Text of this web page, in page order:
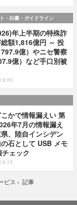
・白書・ガイドライン
年上半期の特殊詐
額1,816億円 ～ 投
億）やニセ警察
億）など手口別被
8:00
かで情報漏えい 第
年7月の情報漏え
、陸自インシデン
の石として USB メモ
ェック
8:15
ビス › 記事